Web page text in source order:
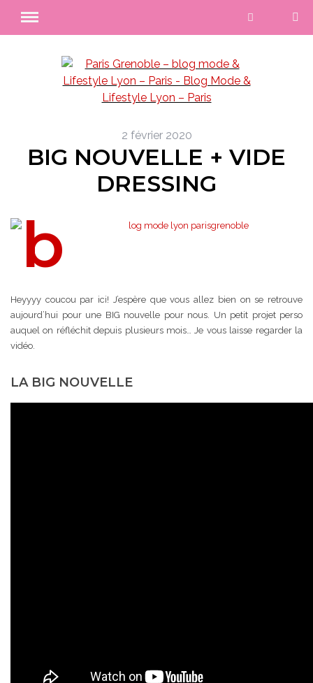
2 février 2020
BIG NOUVELLE + VIDE
DRESSING
Heyyyy coucou par ici! J’espère que vous allez bien on se retrouve
aujourd’hui pour une BIG nouvelle pour nous. Un petit projet perso
auquel on réfléchit depuis plusieurs mois… Je vous laisse regarder la
vidéo.
LA BIG NOUVELLE